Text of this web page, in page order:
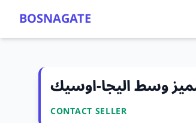
BOSNAGATE
وسط اليجا-اوسيك
CONTACT SELLER